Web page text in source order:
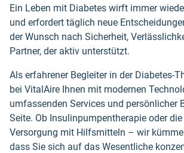
Ein Leben mit Diabetes wirft immer
und erfordert täglich neue
der Wunsch nach Sicherheit,
Partner, der aktiv unterstützt.
Als erfahrener Begleiter in der Diabetes-
bei VitalAire Ihnen mit modernen
umfassenden Services und persönlicher
Seite. Ob Insulinpumpentherapie oder
Versorgung mit Hilfsmitteln – wir
dass Sie sich auf das Wesentliche